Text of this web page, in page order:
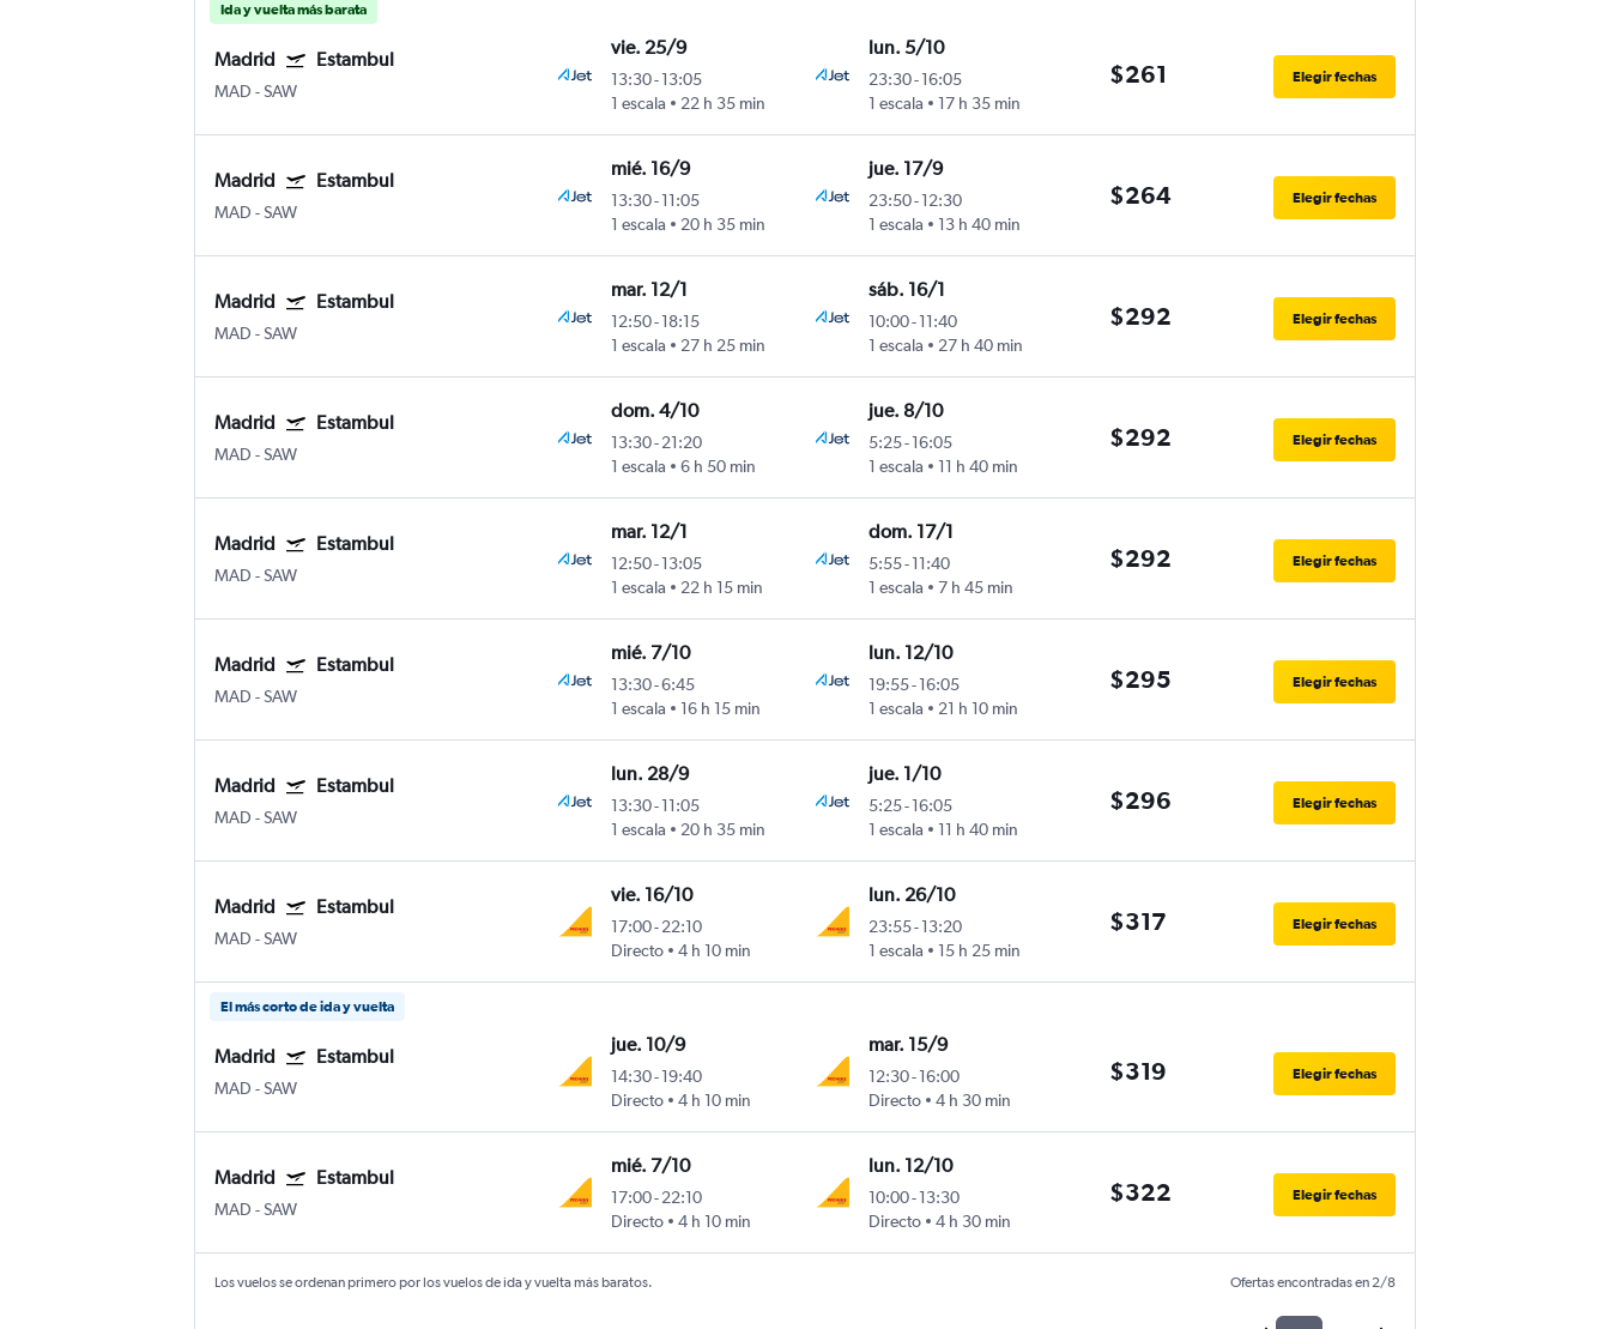
Ida y vuelta más barata
Madrid Estambul
MAD -SAW
vie. 25/9
13:30-13:05
1 escala
22 h 35 min
lun. 5/10
23:30-16:05
1 escala
17 h 35 min
$261 Elegir fechas
Madrid Estambul
MAD -SAW
mié. 16/9
13:30-11:05
1 escala
20 h 35 min
jue. 17/9
23:50-12:30
1 escala
13 h 40 min
$264 Elegir fechas
Madrid Estambul
MAD -SAW
mar. 12/1
12:50-18:15
1 escala
27 h 25 min
sáb. 16/1
10:00-11:40
1 escala
27 h 40 min
$292 Elegir fechas
Madrid Estambul
MAD -SAW
dom. 4/10
13:30-21:20
1 escala
6 h 50 min
jue. 8/10
5:25-16:05
1 escala
11 h 40 min
$292 Elegir fechas
Madrid Estambul
MAD -SAW
mar. 12/1
12:50-13:05
1 escala
22 h 15 min
dom. 17/1
5:55-11:40
1 escala
7 h 45 min
$292 Elegir fechas
Madrid Estambul
MAD -SAW
mié. 7/10
13:30-6:45
1 escala
16 h 15 min
lun. 12/10
19:55-16:05
1 escala
21 h 10 min
$295 Elegir fechas
Madrid Estambul
MAD -SAW
lun. 28/9
13:30-11:05
1 escala
20 h 35 min
jue. 1/10
5:25-16:05
1 escala
11 h 40 min
$296 Elegir fechas
Madrid Estambul
MAD -SAW
vie. 16/10
17:00-22:10
Directo
4 h 10 min
lun. 26/10
23:55-13:20
1 escala
15 h 25 min
$317 Elegir fechas
El más corto de ida y vuelta
Madrid Estambul
MAD -SAW
jue. 10/9
14:30-19:40
Directo
4 h 10 min
mar. 15/9
12:30-16:00
Directo
4 h 30 min
$319 Elegir fechas
Madrid Estambul
MAD -SAW
mié. 7/10
17:00-22:10
Directo
4 h 10 min
lun. 12/10
10:00-13:30
Directo
4 h 30 min
$322 Elegir fechas
Los vuelos se ordenan primero por los vuelos de ida y vuelta más baratos. Ofertas encontradas en 2/8